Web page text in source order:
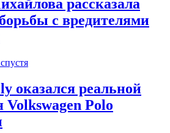
рассказала
с вредителями
оказался реальной
Volkswagen Polo